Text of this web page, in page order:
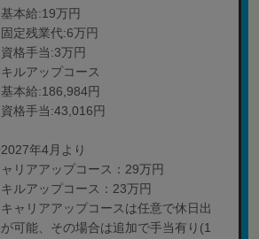
基本給:19万円
固定残業代:6万円
資格手当:3万円
ルアップコース
基本給:186,984円
資格手当:43,016円
年4月より
リアアップコース：29万円
キルアップコース：23万円
ャリアアップコースは任意で休日出
可能、その場合は追加で手当有り(1